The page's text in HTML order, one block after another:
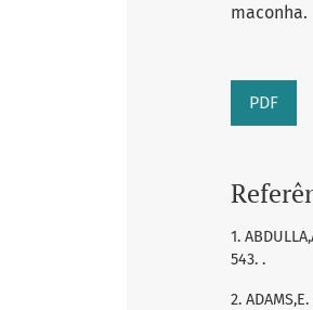
maconha.
PDF
1.
543. .
2.